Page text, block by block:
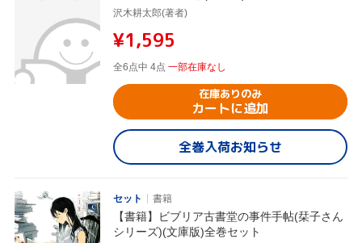
沢木耕太郎(著者)
¥1,595
全6点中 4点 一部在庫なし
在庫ありのみ
カートに追加
全巻入荷お知らせ
セット 書籍
【書籍】ビブリア古書堂の事件手帖(栞子さん
シリーズ)(文庫版)全巻セット